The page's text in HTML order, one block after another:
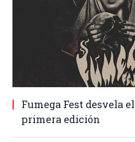
Fumega Fest desvela
primera edición